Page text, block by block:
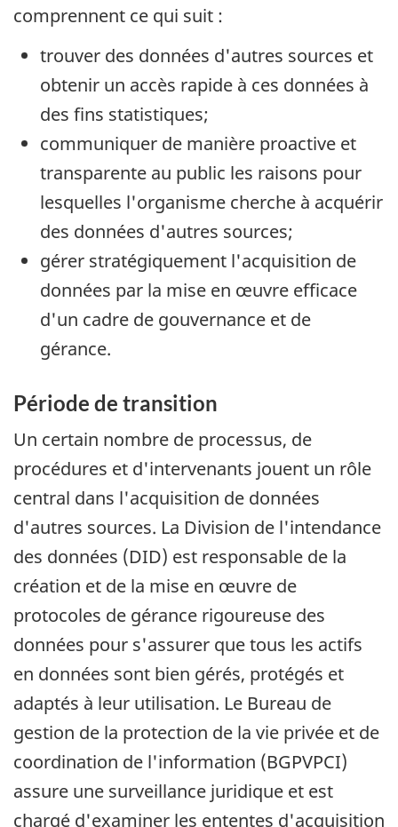
comprennent ce qui suit :
trouver des données d'autres sources et
obtenir un accès rapide à ces données à
des fins statistiques;
communiquer de manière proactive et
transparente au public les raisons pour
lesquelles l'organisme cherche à acquérir
des données d'autres sources;
gérer stratégiquement l'acquisition de
données par la mise en œuvre efficace
d'un cadre de gouvernance et de
gérance.
Période de transition
Un certain nombre de processus, de
procédures et d'intervenants jouent un rôle
central dans l'acquisition de données
d'autres sources. La Division de l'intendance
des données (DID) est responsable de la
création et de la mise en œuvre de
protocoles de gérance rigoureuse des
données pour s'assurer que tous les actifs
en données sont bien gérés, protégés et
adaptés à leur utilisation. Le Bureau de
gestion de la protection de la vie privée et de
coordination de l'information (BGPVPCI)
assure une surveillance juridique et est
chargé d'examiner les ententes d'acquisition